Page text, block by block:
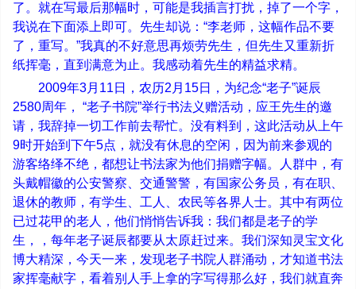
了。就在写最后那幅时，可能是我插言打扰，掉了一个字，
我说在下面添上即可。先生却说： “李老师，这幅作品不要
了，重写。 ”我真的不好意思再烦劳先生，但先生又重新折
纸挥毫，直到满意为止。我感动着先生的精益求精。
2009年3月 11 日，农历2 月 15日，为纪念“老子”诞辰
2580周年， “老子书院”举行书法义赠活动，应王先生的邀
请，我辞掉一切工作前去帮忙。没有料到，这此活动从上午
9时开始到下午5点，就没有休息的空闲，因为前来参观的
游客络绎不绝，都想让书法家为他们捐赠字幅。人群中，有
头戴帽徽的公安警察、交通警警，有国家公务员，有在职、
退休的教师，有学生、工人、农民等各界人士。其中有两位
已过花甲的老人，他们悄悄告诉我：我们都是老子的学
生，，每年老子诞辰都要从太原赶过来。我们深知灵宝文化
博大精深，今天一来，发现老子书院人群涌动，才知道书法
家挥毫献字，看着别人手上拿的字写得那么好，我们就直奔